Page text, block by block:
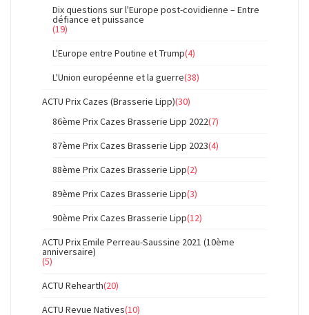
Dix questions sur l'Europe post-covidienne – Entre
défiance et puissance
(19)
L'Europe entre Poutine et Trump(4)
L'Union européenne et la guerre(38)
ACTU Prix Cazes (Brasserie Lipp)(30)
86ème Prix Cazes Brasserie Lipp 2022(7)
87ème Prix Cazes Brasserie Lipp 2023(4)
88ème Prix Cazes Brasserie Lipp(2)
89ème Prix Cazes Brasserie Lipp(3)
90ème Prix Cazes Brasserie Lipp(12)
ACTU Prix Emile Perreau-Saussine 2021 (10ème
anniversaire)
(5)
ACTU Rehearth(20)
ACTU Revue Natives(10)